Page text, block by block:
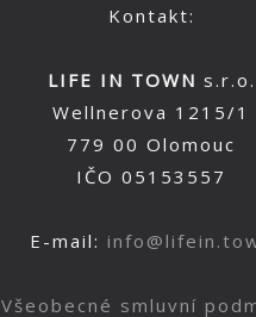
Kontakt:
LIFE IN TOWN s.r.o.
Wellnerova 1215/1
779 00 Olomouc
IČO 05153557
E-mail:
Všeobecné smluvní